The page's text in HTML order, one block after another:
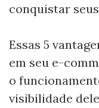
conquistar
Essas 5
em seu e-
o
visibilidade